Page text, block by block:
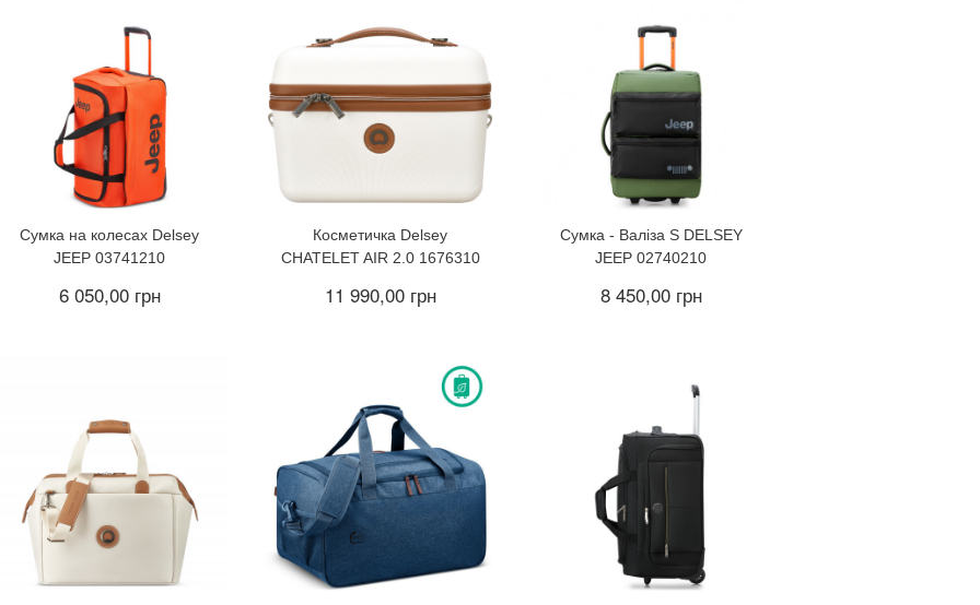
Сумка на колесах Delsey
JEEP 03741210
6 050,00 грн
Косметичка Delsey
CHATELET AIR 2.0 1676310
11 990,00 грн
Сумка - Валіза S DELSEY
JEEP 02740210
8 450,00 грн